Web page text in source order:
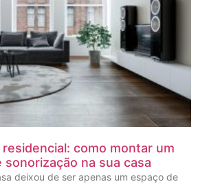
como montar um
sonorização na sua casa
deixou de ser apenas um espaço de